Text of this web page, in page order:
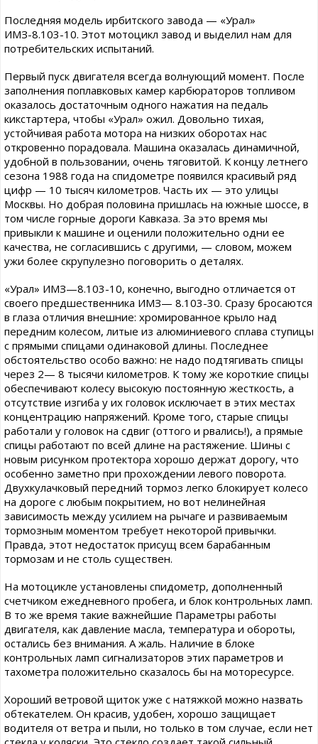
Последняя модель ирбитского завода — «Урал»
ИМЗ-8.103-10. Этот мотоцикл завод и выделил нам для
потребительских испытаний.
Первый пуск двигателя всегда волнующий момент. После
заполнения поплавковых камер карбюраторов топливом
оказалось достаточным одного нажатия на педаль
кикстартера, чтобы «Урал» ожил. Довольно тихая,
устойчивая работа мотора на низких оборотах нас
откровенно порадовала. Машина оказалась динамичной,
удобной в пользовании, очень тяговитой. К концу летнего
сезона 1988 года на спидометре появился красивый ряд
цифр — 10 тысяч километров. Часть их — это улицы
Москвы. Но добрая половина пришлась на южные шоссе, в
том числе горные дороги Кавказа. За это время мы
привыкли к машине и оценили положительно одни ее
качества, не согласившись с другими, — словом, можем
ужи более скрупулезно поговорить о деталях.
«Урал» ИМЗ—8.103-10, конечно, выгодно отличается от
своего предшественника ИМЗ— 8.103-30. Сразу бросаются
в глаза отличия внешние: хромированное крыло над
передним колесом, литые из алюминиевого сплава ступицы
с прямыми спицами одинаковой длины. Последнее
обстоятельство особо важно: не надо подтягивать спицы
через 2— 8 тысячи километров. К тому же короткие спицы
обеспечивают колесу высокую постоянную жесткость, а
отсутствие изгиба у их головок исключает в этих местах
концентрацию напряжений. Кроме того, старые спицы
работали у головок на сдвиг (оттого и рвались!), а прямые
спицы работают по всей длине на растяжение. Шины с
новым рисунком протектора хорошо держат дорогу, что
особенно заметно при прохождении левого поворота.
Двухкулачковый передний тормоз легко блокирует колесо
на дороге с любым покрытием, но вот нелинейная
зависимость между усилием на рычаге и развиваемым
тормозным моментом требует некоторой привычки.
Правда, этот недостаток присущ всем барабанным
тормозам и не столь существен.
На мотоцикле установлены спидометр, дополненный
счетчиком ежедневного пробега, и блок контрольных ламп.
В то же время такие важнейшие Параметры работы
двигателя, как давление масла, температура и обороты,
остались без внимания. А жаль. Наличие в блоке
контрольных ламп сигнализаторов этих параметров и
тахометра положительно сказалось бы на моторесурсе.
Хороший ветровой щиток уже с натяжкой можно назвать
обтекателем. Он красив, удобен, хорошо защищает
водителя от ветра и пыли, но только в том случае, если нет